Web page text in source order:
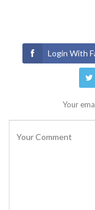
Login With
Your